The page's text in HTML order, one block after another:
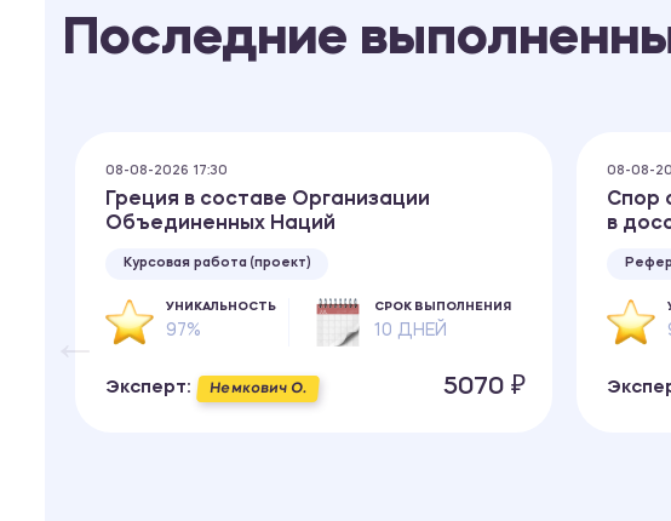
Последние
08-08-2026 17:30
Греция в составе Организации
Объединенных Наций
Курсовая работа (проект)
УНИКАЛЬНОСТЬ
97%
СРОК ВЫПОЛНЕНИЯ
10 ДНЕЙ
Эксперт: Немкович О. 5070 ₽
08-08-
Спор
в